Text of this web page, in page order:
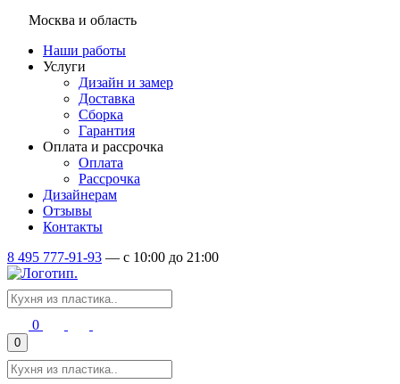
Москва и область
Наши работы
Услуги
Дизайн и замер
Доставка
Сборка
Гарантия
Оплата и рассрочка
Оплата
Рассрочка
Дизайнерам
Отзывы
Контакты
8 495 777-91-93 — c 10:00 до 21:00
0
0